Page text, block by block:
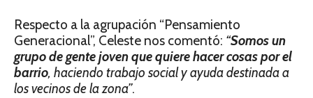
Respecto a la agrupación “Pensamiento
Generacional”, Celeste nos comentó: “Somos un
grupo de gente joven que quiere hacer cosas por el
barrio, haciendo trabajo social y ayuda destinada a
los vecinos de la zona”.